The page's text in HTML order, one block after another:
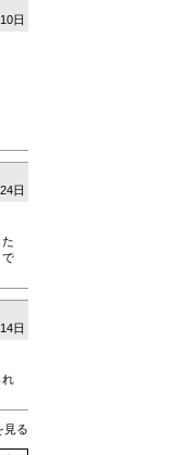
日
日
で
日
れ
見る